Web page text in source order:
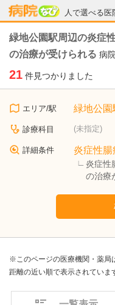
人で選べる医
病院なび
緑地公園駅周辺の炎症
の治療が受けられる 病
21 件見つかりました
エリア/駅 緑地公園
診療科目 (未指定)
詳細条件 炎症性腸
炎症性
の治療
※このページの医療機関・薬局
距離の近い順で表示されていま